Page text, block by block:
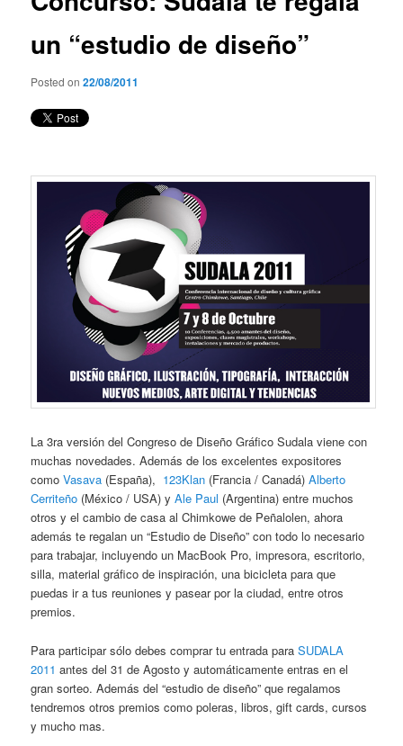
un “estudio de diseño”
Posted on22/08/2011
La 3ra versión del Congreso de Diseño Gráfico Sudala viene con
muchas novedades. Además de los excelentes expositores
comoVasava (España), 123Klan (Francia / Canadá)Alberto
Cerriteño (México / USA) yAle Paul (Argentina) entre muchos
otros y el cambio de casa al Chimkowe de Peñalolen, ahora
además te regalan un “Estudio de Diseño” con todo lo necesario
para trabajar, incluyendo un MacBook Pro, impresora, escritorio,
silla, material gráfico de inspiración, una bicicleta para que
puedas ir a tus reuniones y pasear por la ciudad, entre otros
premios.
Para participar sólo debes comprar tu entrada paraSUDALA
2011 antes del 31 de Agosto y automáticamente entras en el
gran sorteo. Además del “estudio de diseño” que regalamos
tendremos otros premios como poleras, libros, gift cards, cursos
y mucho mas.